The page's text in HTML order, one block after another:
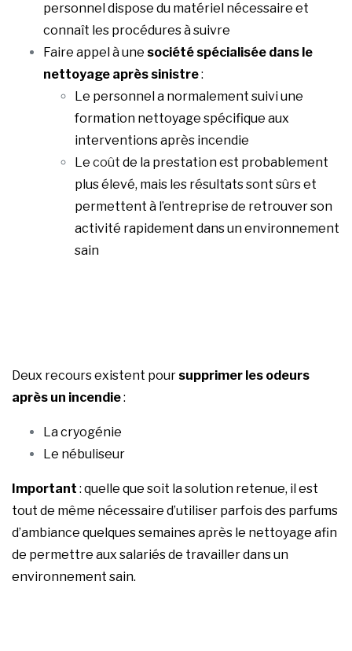
personnel dispose du matériel nécessaire et
connaît les procédures à suivre
Faire appel à une société spécialisée dans le
nettoyage après sinistre:
Le personnel a normalement suivi une
formation nettoyage spécifique aux
interventions après incendie
Le coût de la prestation est probablement
plus élevé, mais les résultats sont sûrs et
permettent à l’entreprise de retrouver son
activité rapidement dans un environnement
sain
Deux recours existent pour supprimer les odeurs
après un incendie:
La cryogénie
Le nébuliseur
Important : quelle que soit la solution retenue, il est
tout de même nécessaire d’utiliser parfois des parfums
d’ambiance quelques semaines après le nettoyage afin
de permettre aux salariés de travailler dans un
environnement sain.